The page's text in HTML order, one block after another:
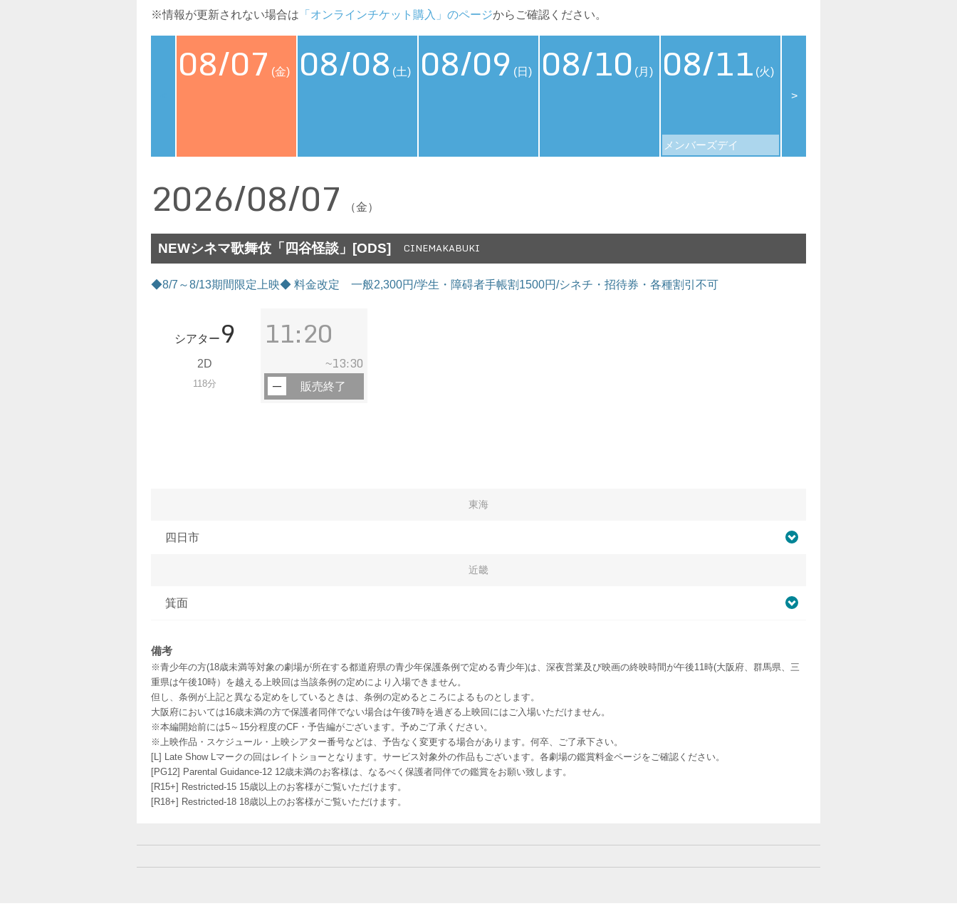
※情報が更新されない場合は 「オンラインチケット購入」のページからご確認ください。
08/07 (金) 08/08 (土) 08/09 (日) 08/10 (月) 08/11 (火)
メンバーズデイ
>
2026/08/07 （金）
NEWシネマ歌舞伎「四谷怪談」[ODS] CINEMAKABUKI
◆8/7～8/13期間限定上映◆ 料金改定 一般2,300円/学生・障碍者手帳割1500円/シネチ・招待券・各種割引不可
シアター 9
2D
118分
11:20
~13:30
販売終了
東海
四日市
近畿
箕面
備考
※青少年の方(18歳未満等対象の劇場が所在する都道府県の青少年保護条例で定める青少年)は、深夜営業及び映画の終映時間が午後11時(大阪府、群馬県、三
重県は午後10時）を越える上映回は当該条例の定めにより入場できません。
但し、条例が上記と異なる定めをしているときは、条例の定めるところによるものとします。
大阪府においては16歳未満の方で保護者同伴でない場合は午後7時を過ぎる上映回にはご入場いただけません。
※本編開始前には5～15分程度のCF・予告編がございます。予めご了承ください。
※上映作品・スケジュール・上映シアター番号などは、予告なく変更する場合があります。何卒、ご了承下さい。
[L] Late Show Lマークの回はレイトショーとなります。サービス対象外の作品もございます。各劇場の鑑賞料金ページをご確認ください。
[PG12] Parental Guidance-12 12歳未満のお客様は、なるべく保護者同伴での鑑賞をお願い致します。
[R15+] Restricted-15 15歳以上のお客様がご覧いただけます。
[R18+] Restricted-18 18歳以上のお客様がご覧いただけます。